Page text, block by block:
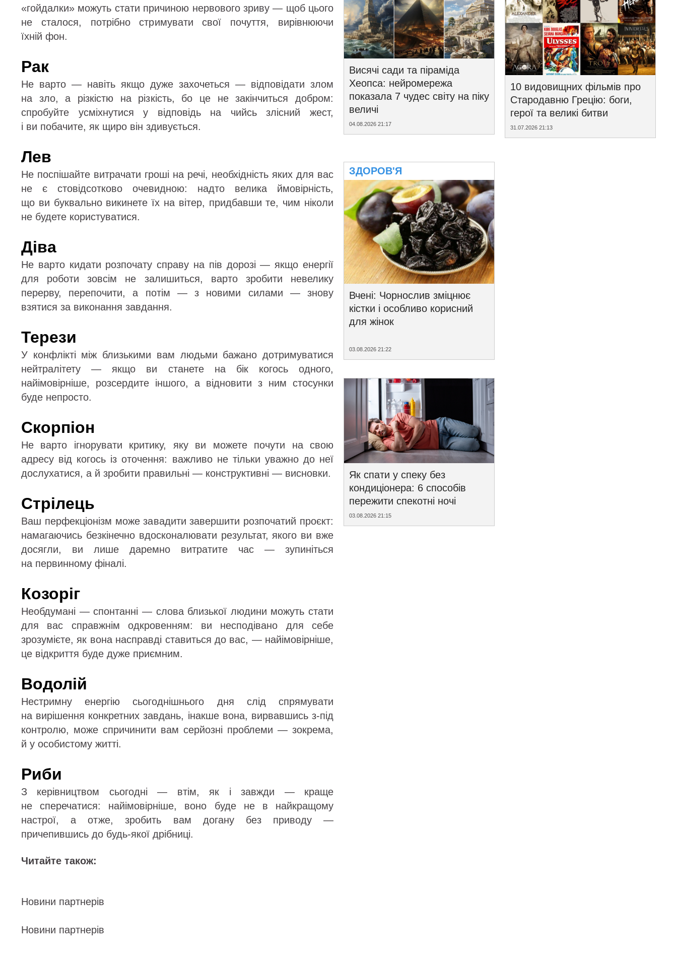
«гойдалки» можуть стати причиною нервового зриву — щоб цього
не сталося, потрібно стримувати свої почуття, вирівнюючи
їхній фон.
Рак
Не варто — навіть якщо дуже захочеться — відповідати злом
на зло, а різкістю на різкість, бо це не закінчиться добром:
спробуйте усміхнутися у відповідь на чийсь злісний жест,
і ви побачите, як щиро він здивується.
Лев
Не поспішайте витрачати гроші на речі, необхідність яких для вас
не є стовідсотково очевидною: надто велика ймовірність,
що ви буквально викинете їх на вітер, придбавши те, чим ніколи
не будете користуватися.
Діва
Не варто кидати розпочату справу на пів дорозі — якщо енергії
для роботи зовсім не залишиться, варто зробити невелику
перерву, перепочити, а потім — з новими силами — знову
взятися за виконання завдання.
Терези
У конфлікті між близькими вам людьми бажано дотримуватися
нейтралітету — якщо ви станете на бік когось одного,
найімовірніше, розсердите іншого, а відновити з ним стосунки
буде непросто.
Скорпіон
Не варто ігнорувати критику, яку ви можете почути на свою
адресу від когось із оточення: важливо не тільки уважно до неї
дослухатися, а й зробити правильні — конструктивні — висновки.
Стрілець
Ваш перфекціонізм може завадити завершити розпочатий проєкт:
намагаючись безкінечно вдосконалювати результат, якого ви вже
досягли, ви лише даремно витратите час — зупиніться
на первинному фіналі.
Козоріг
Необдумані — спонтанні — слова близької людини можуть стати
для вас справжнім одкровенням: ви несподівано для себе
зрозумієте, як вона насправді ставиться до вас, — найімовірніше,
це відкриття буде дуже приємним.
Водолій
Нестримну енергію сьогоднішнього дня слід спрямувати
на вирішення конкретних завдань, інакше вона, вирвавшись з-під
контролю, може спричинити вам серйозні проблеми — зокрема,
й у особистому житті.
Риби
З керівництвом сьогодні — втім, як і завжди — краще
не сперечатися: найімовірніше, воно буде не в найкращому
настрої, а отже, зробить вам догану без приводу —
причепившись до будь-якої дрібниці.
Читайте також:
Новини партнерів
Новини партнерів
Висячі сади та піраміда
Хеопса: нейромережа
показала 7 чудес світу на піку
величі
04.08.2026 21:17
ЗДОРОВ'Я
Вчені: Чорнослив зміцнює
кістки і особливо корисний
для жінок
03.08.2026 21:22
Як спати у спеку без
кондиціонера: 6 способів
пережити спекотні ночі
03.08.2026 21:15
10 видовищних фільмів про
Стародавню Грецію: боги,
герої та великі битви
31.07.2026 21:13